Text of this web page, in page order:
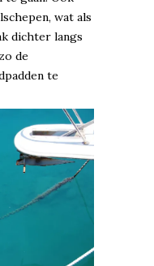
wat als
dichter langs
de
te